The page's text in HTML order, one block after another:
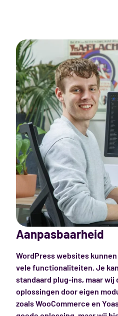
Aanpasbaarheid
WordPress websites
vele functionaliteiten. Je
standaard plug-ins, maar wij
oplossingen door eigen
zoals WooCommerce en